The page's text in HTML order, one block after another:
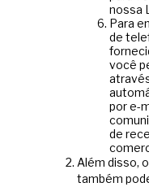
nossa
Para
de
você
por e-
de
Além disso,
também